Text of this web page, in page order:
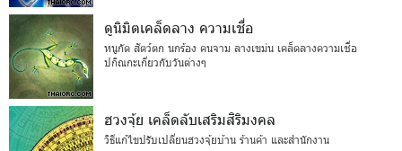
ดูนิมิตเคล็ดลาง ความเชื่อ
หนูกัด สัตว์ตก นกร้อง คนจาม ลางเขม่น เคล็ดลางความเชื่อ
ปกิณกะเกี่ยวกับวันต่างๆ
ฮวงจุ้ย เคล็ดลับเสริมสิริมงคล
วิธีแก้ไขปรับเปลี่ยนฮวงจุ้ยบ้าน ร้านค้า และสำนักงาน